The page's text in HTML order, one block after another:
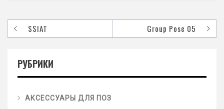
SSIAT Group Pose 05
РУБРИКИ
АКСЕССУАРЫ ДЛЯ ПОЗ